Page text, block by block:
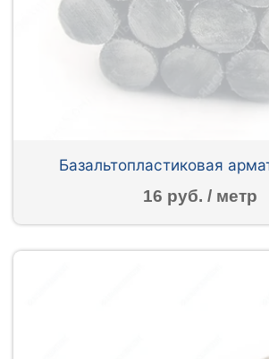
Базальтопластиковая
16 руб. / метр